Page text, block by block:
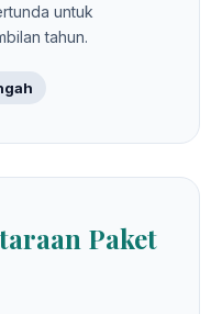
untuk
tahun.
Paket